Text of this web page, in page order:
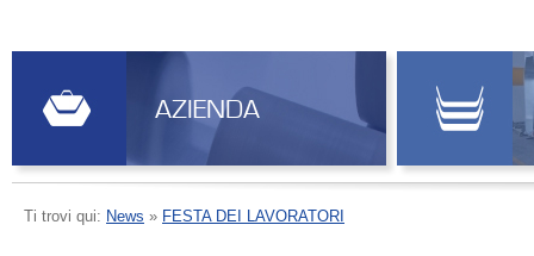
AZIENDA
Ti trovi qui: News » FESTA DEI LAVORATORI